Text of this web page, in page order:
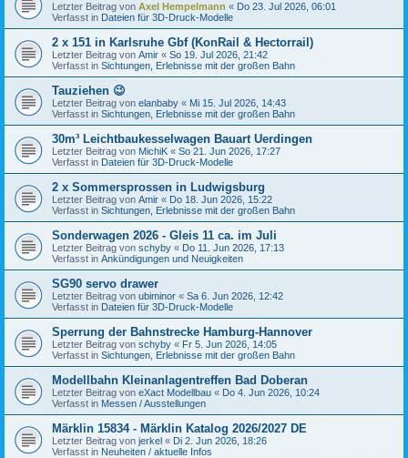
Letzter Beitrag von Axel Hempelmann « Do 23. Jul 2026, 06:01
Verfasst in Dateien für 3D-Druck-Modelle
2 x 151 in Karlsruhe Gbf (KonRail & Hectorrail)
Letzter Beitrag von Amir « So 19. Jul 2026, 21:42
Verfasst in Sichtungen, Erlebnisse mit der großen Bahn
Tauziehen 😉
Letzter Beitrag von elanbaby « Mi 15. Jul 2026, 14:43
Verfasst in Sichtungen, Erlebnisse mit der großen Bahn
30m³ Leichtbaukesselwagen Bauart Uerdingen
Letzter Beitrag von MichiK « So 21. Jun 2026, 17:27
Verfasst in Dateien für 3D-Druck-Modelle
2 x Sommersprossen in Ludwigsburg
Letzter Beitrag von Amir « Do 18. Jun 2026, 15:22
Verfasst in Sichtungen, Erlebnisse mit der großen Bahn
Sonderwagen 2026 - Gleis 11 ca. im Juli
Letzter Beitrag von schyby « Do 11. Jun 2026, 17:13
Verfasst in Ankündigungen und Neuigkeiten
SG90 servo drawer
Letzter Beitrag von ubiminor « Sa 6. Jun 2026, 12:42
Verfasst in Dateien für 3D-Druck-Modelle
Sperrung der Bahnstrecke Hamburg-Hannover
Letzter Beitrag von schyby « Fr 5. Jun 2026, 14:05
Verfasst in Sichtungen, Erlebnisse mit der großen Bahn
Modellbahn Kleinanlagentreffen Bad Doberan
Letzter Beitrag von eXact Modellbau « Do 4. Jun 2026, 10:24
Verfasst in Messen / Ausstellungen
Märklin 15834 - Märklin Katalog 2026/2027 DE
Letzter Beitrag von jerkel « Di 2. Jun 2026, 18:26
Verfasst in Neuheiten / aktuelle Infos